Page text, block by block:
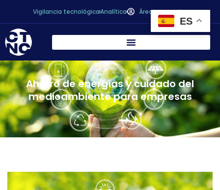
Vigilancia tecnológicaAnalítica Área personal
Ahorro de energías y cuidado del
medioambiente para empresas
ES